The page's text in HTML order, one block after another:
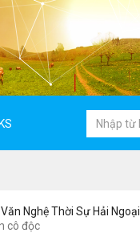
Nghệ Thời Sự Hải Ngoại
cô độc